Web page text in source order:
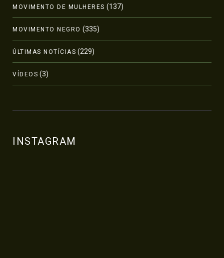
MOVIMENTO DE MULHERES (137)
MOVIMENTO NEGRO (335)
ÚLTIMAS NOTÍCIAS (229)
VÍDEOS (3)
INSTAGRAM